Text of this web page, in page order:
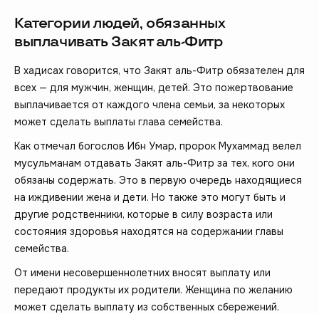
Категории людей, обязанных
выплачивать Закят аль-Фитр
В хадисах говорится, что Закят аль-Фитр обязателен для
всех — для мужчин, женщин, детей. Это пожертвование
выплачивается от каждого члена семьи, за некоторых
может сделать выплаты глава семейства.
Как отмечал богослов Ибн Умар, пророк Мухаммад велел
мусульманам отдавать Закят аль-Фитр за тех, кого они
обязаны содержать. Это в первую очередь находящиеся
на иждивении жена и дети. Но также это могут быть и
другие родственники, которые в силу возраста или
состояния здоровья находятся на содержании главы
семейства.
От имени несовершеннолетних вносят выплату или
передают продукты их родители. Женщина по желанию
может сделать выплату из собственных сбережений.